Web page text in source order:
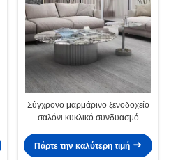
Σύγχρονο μαρμάρινο ξενοδοχείο
σαλόνι κυκλικό συνδυασμό
Πάρτε την καλύτερη τιμή